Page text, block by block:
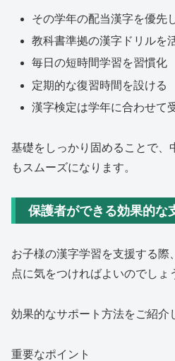
その学年の配当漢字を優先
教科書準拠の漢字ドリルを
毎日の短時間学習を習慣化
定期的な復習時間を設ける
漢字検定は学年に合わせて
基礎をしっかり固めることで、
もスムーズになります。
保護者ができる効果的な
お子様の漢字学習を支援する際
点に気をつければよいのでしょ
効果的なサポート方法をご紹介
重要なポイント